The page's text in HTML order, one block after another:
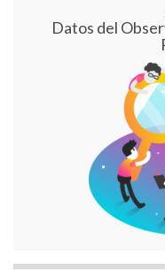
Datos del